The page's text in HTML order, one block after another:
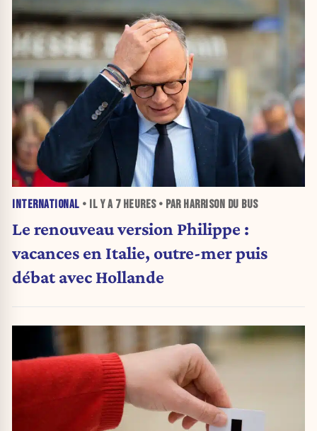
INTERNATIONAL • IL Y A 7 HEURES• PAR HARRISON DU BUS
Le renouveau version Philippe :
vacances en Italie, outre-mer puis
débat avec Hollande